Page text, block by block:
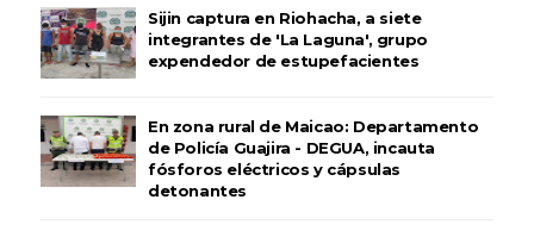
Sijin captura en Riohacha, a siete
integrantes de 'La Laguna', grupo
expendedor de estupefacientes
En zona rural de Maicao: Departamento
de Policía Guajira - DEGUA, incauta
fósforos eléctricos y cápsulas
detonantes